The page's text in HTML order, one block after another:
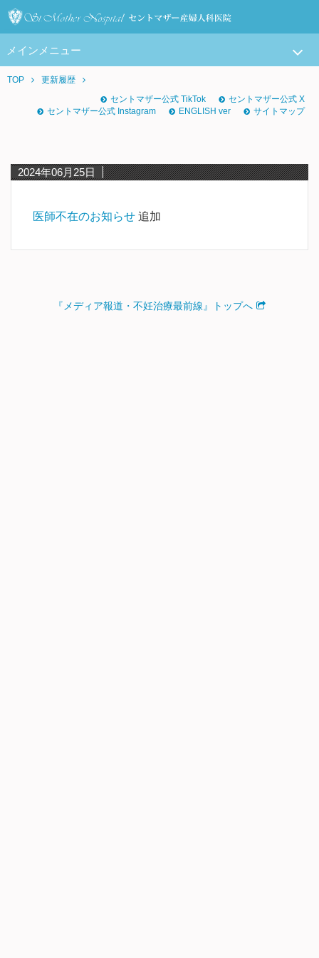
メインメニュー
TOP
更新履歴
セントマザー公式 TikTok
セントマザー公式 X
セントマザー公式 Instagram
ENGLISH ver サイトマップ
2024年06月25日
医師不在のお知らせ 追加
『メディア報道・不妊治療最前線』トップへ